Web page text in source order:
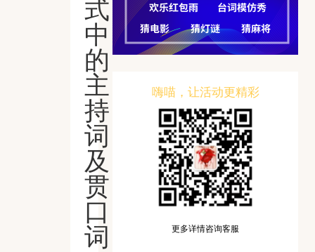
式
中
的
主
持
词
及
贯
口
词
嗨喵，让活动更精彩
更多详情咨询客服